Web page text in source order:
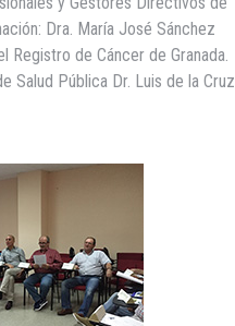
Dra. María José Sánchez
Registro de Cáncer de Granada.
Salud Pública Dr. Luis de la Cruz